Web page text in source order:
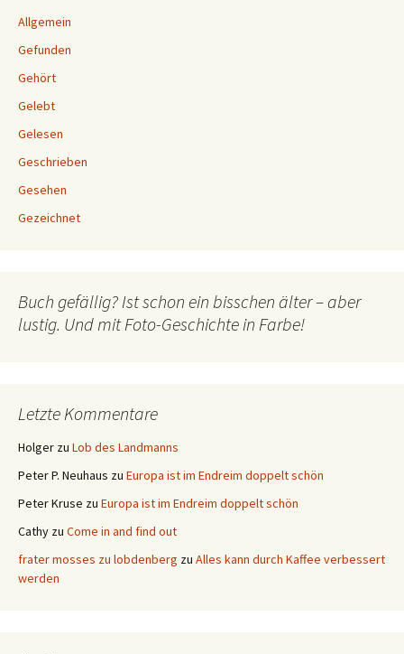
Allgemein
Gefunden
Gehört
Gelebt
Gelesen
Geschrieben
Gesehen
Gezeichnet
Buch gefällig? Ist schon ein bisschen älter – aber
lustig. Und mit Foto-Geschichte in Farbe!
Letzte Kommentare
Holger zu Lob des Landmanns
Peter P. Neuhaus zu Europa ist im Endreim doppelt schön
Peter Kruse zu Europa ist im Endreim doppelt schön
Cathy zu Come in and find out
frater mosses zu lobdenberg zu Alles kann durch Kaffee verbessert
werden